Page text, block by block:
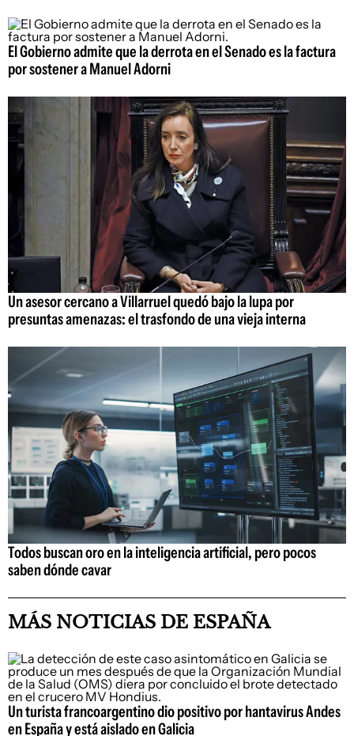
El Gobierno admite que la derrota en el Senado es la factura
por sostener a Manuel Adorni
Un asesor cercano a Villarruel quedó bajo la lupa por
presuntas amenazas: el trasfondo de una vieja interna
Todos buscan oro en la inteligencia artificial, pero pocos
saben dónde cavar
MÁS NOTICIAS DE ESPAÑA
Un turista francoargentino dio positivo por hantavirus Andes
en España y está aislado en Galicia